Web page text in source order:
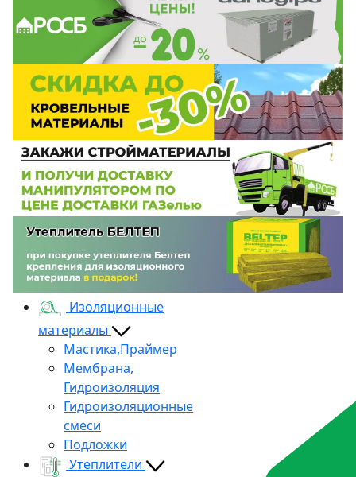
Изоляционные
материалы
Мастика,Праймер
Мембрана,
Гидроизоляция
Гидроизоляционные
смеси
Подложки
Утеплители